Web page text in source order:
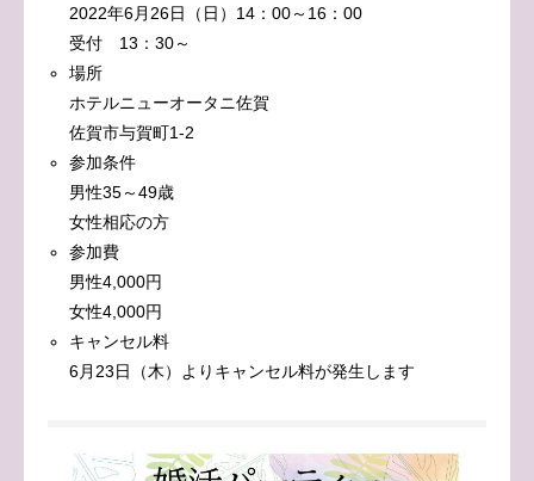
2022年6月26日（日）14：00～16：00
受付 13：30～
場所
ホテルニューオータニ佐賀
佐賀市与賀町1-2
参加条件
男性35～49歳
女性相応の方
参加費
男性4,000円
女性4,000円
キャンセル料
6月23日（木）よりキャンセル料が発生します